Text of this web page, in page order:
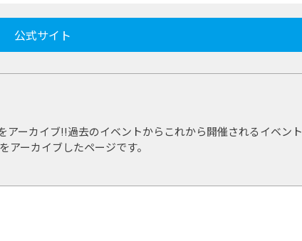
公式サイト
アーカイブ!!過去のイベントからこれから開催されるイベント
アーカイブしたページです。